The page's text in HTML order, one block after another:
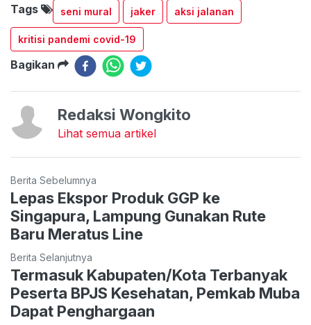
Tags seni mural jaker aksi jalanan
kritisi pandemi covid-19
Bagikan
Redaksi Wongkito
Lihat semua artikel
Berita Sebelumnya
Lepas Ekspor Produk GGP ke
Singapura, Lampung Gunakan Rute
Baru Meratus Line
Berita Selanjutnya
Termasuk Kabupaten/Kota Terbanyak
Peserta BPJS Kesehatan, Pemkab Muba
Dapat Penghargaan